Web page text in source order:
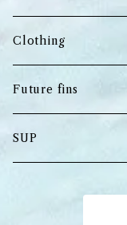
Keel Fins
Long board Fins
Longboard
Usedboard
Mid‐length
Clothing
Future fins
SUP